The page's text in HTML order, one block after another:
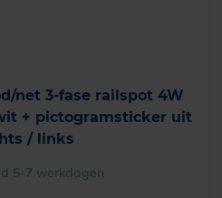
net 3-fase railspot 4W
+ pictogramsticker uit
/ links
5-7 werkdagen